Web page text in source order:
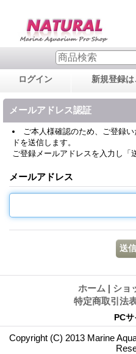
ログイン 新規登録は
メールアドレス認証
ご本人様確認のため、ご登録
ドを送信します。
ご登録メールアドレスを入力し「
メールアドレス
ホーム | ショ
特定商取引法
PCサ
Copyright (C) 2013 Marine